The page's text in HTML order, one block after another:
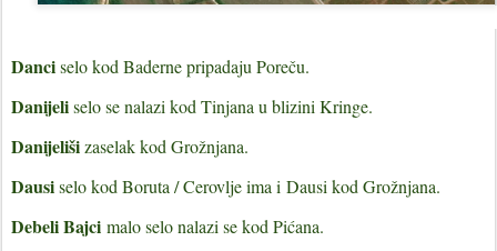
Danciselo kod Baderne pripadaju Poreču.
Danijeliselo se nalazi kod Tinjana u blizini Kringe.
Danijelišizaselak kod Grožnjana.
Dausiselo kod Boruta / Cerovlje ima i Dausi kod Grožnjana.
Debeli Bajci malo selo nalazi se kod Pićana.